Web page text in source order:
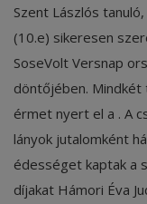
411 674 E-
om Cím:Debrecen,
utca 16.
E-Napló
Szent Lászlós
(10.e) sikeresen
SoseVolt Versnap
döntőjében. Mindkét
érmet nyert el a . A
lányok jutalomként
édességet kaptak a
díjakat Hámori Éva